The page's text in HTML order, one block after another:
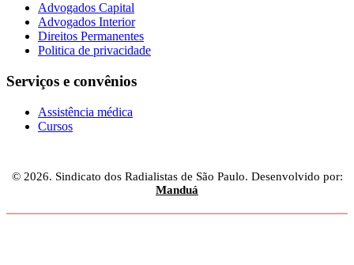
Advogados Capital
Advogados Interior
Direitos Permanentes
Politica de privacidade
Serviços e convênios
Assistência médica
Cursos
© 2026. Sindicato dos Radialistas de São Paulo. Desenvolvido por:
Manduá